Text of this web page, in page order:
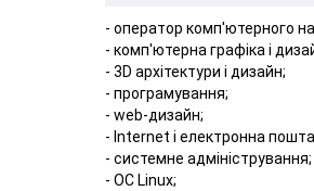
- оператор комп'ютерного
- комп'ютерна графіка і
- 3D архітектури і дизайн;
- програмування;
- web-дизайн;
- Internet і електронна
- системне адміністрування;
- ОС Linux;